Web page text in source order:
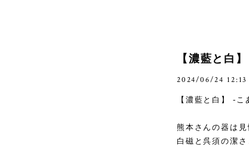
【濃藍と白
2024/06/24 12:13
【濃藍と白】 - こ
熊本さんの器は
白磁と呉須の潔